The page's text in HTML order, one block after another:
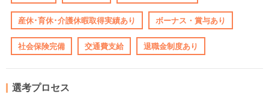
産休･育休･介護休暇取得実績あり ボーナス・賞与あり
社会保険完備 交通費支給 退職金制度あり
選考プロセス